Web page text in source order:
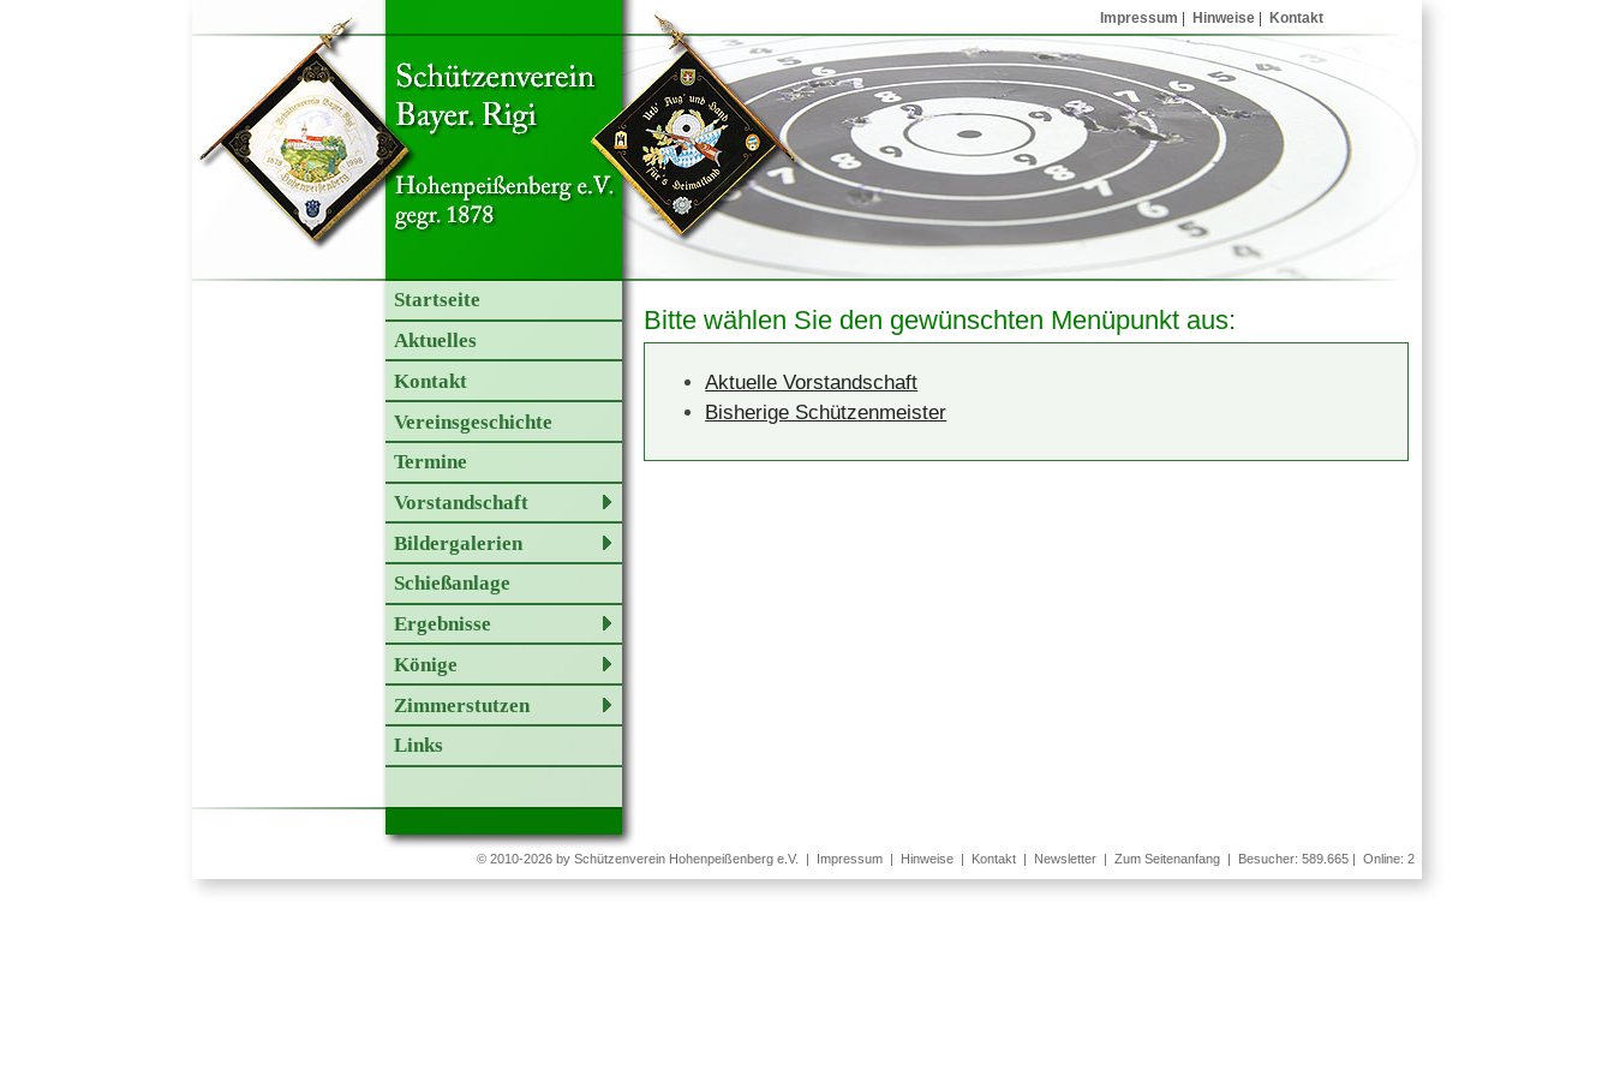
Impressum Hinweise Kontakt
Startseite
Aktuelles
Kontakt
Vereinsgeschichte
Termine
Vorstandschaft
Bildergalerien
Schießanlage
Ergebnisse
Könige
Zimmerstutzen
Links
Bitte wählen Sie den gewünschten Menüpunkt aus:
Aktuelle Vorstandschaft
Bisherige Schützenmeister
© 2010-2026 by Schützenverein Hohenpeißenberg e.V. | Impressum | Hinweise | Kontakt | Newsletter | Zum Seitenanfang | Besucher: 589.665 | Online: 2